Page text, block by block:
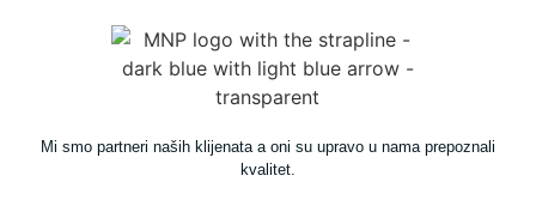
Mi smo partneri naših klijenata a oni su upravo u nama prepoznali
kvalitet.